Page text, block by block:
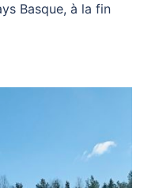
Basque, à la fin